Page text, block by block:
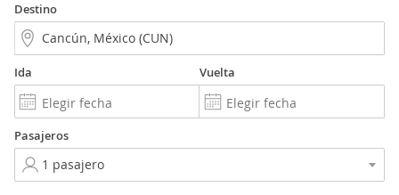
Destino
Ida Vuelta
Pasajeros